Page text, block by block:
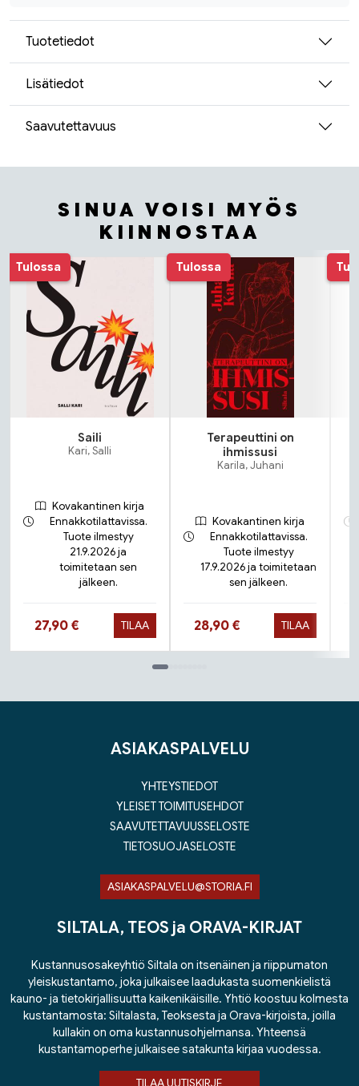
Tuotetiedot
Lisätiedot
Saavutettavuus
SINUA VOISI MYÖS
KIINNOSTAA
Tuoteluettelon alku
Tulossa
Saili
Kari, Salli
Kovakantinen kirja
Ennakkotilattavissa.
Tuote ilmestyy
21.9.2026 ja
toimitetaan sen
jälkeen.
Hinta nyt
27,90 € TILAA
Tulossa
Terapeuttini on
ihmissusi
Karila, Juhani
Kovakantinen kirja
Ennakkotilattavissa.
Tuote ilmestyy
17.9.2026 ja toimitetaan
sen jälkeen.
Hinta nyt
28,90 € TILAA
ASIAKASPALVELU
YHTEYSTIEDOT
YLEISET TOIMITUSEHDOT
SAAVUTETTAVUUSSELOSTE
TIETOSUOJASELOSTE
ASIAKASPALVELU@STORIA.FI
SILTALA, TEOS ja ORAVA-KIRJAT
Kustannusosakeyhtiö Siltala on itsenäinen ja riippumaton
yleiskustantamo, joka julkaisee laadukasta suomenkielistä
kauno- ja tietokirjallisuutta kaikenikäisille. Yhtiö koostuu kolmesta
kustantamosta: Siltalasta, Teoksesta ja Orava-kirjoista, joilla
kullakin on oma kustannusohjelmansa. Yhteensä
kustantamoperhe julkaisee satakunta kirjaa vuodessa.
TILAA UUTISKIRJE